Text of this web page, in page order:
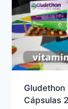
Cápsulas